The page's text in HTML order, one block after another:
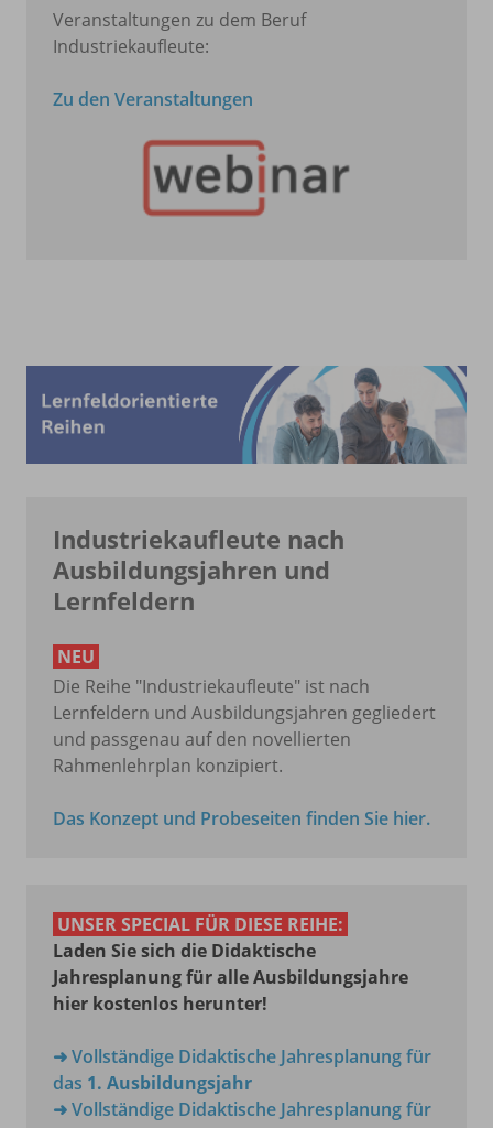
Veranstaltungen zu dem Beruf
Industriekaufleute:
Zu den Veranstaltungen
Industriekaufleute nach
Ausbildungsjahren und
Lernfeldern
NEU
Die Reihe "Industriekaufleute" ist nach
Lernfeldern und Ausbildungsjahren gegliedert
und passgenau auf den novellierten
Rahmenlehrplan konzipiert.
Das Konzept und Probeseiten finden Sie hier.
UNSER SPECIAL FÜR DIESE REIHE:
Laden Sie sich die Didaktische
Jahresplanung für alle Ausbildungsjahre
hier kostenlos herunter!
➜ Vollständige Didaktische Jahresplanung für
das 1. Ausbildungsjahr
➜ Vollständige Didaktische Jahresplanung für